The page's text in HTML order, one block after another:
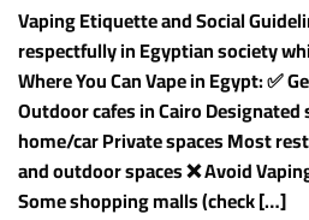
Vaping Etiquette and Social
respectfully in Egyptian society
Where You Can Vape in Egypt: ✅
Outdoor cafes in Cairo
home/car Private spaces Most
and outdoor spaces ❌ Avoid
Some shopping malls (check […]